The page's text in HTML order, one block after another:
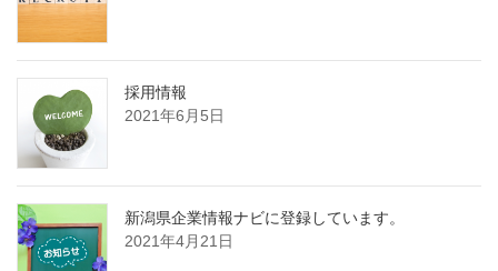
採用情報
2021年6月5日
新潟県企業情報ナビに登録しています。
2021年4月21日